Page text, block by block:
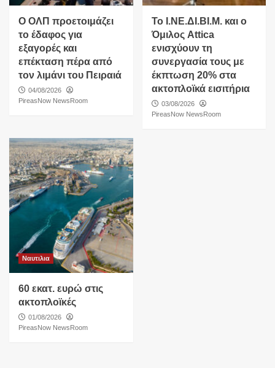
O ΟΛΠ προετοιμάζει
το έδαφος για
εξαγορές και
επέκταση πέρα από
τον λιμάνι του Πειραιά
04/08/2026
PireasNow NewsRoom
Το Ι.ΝΕ.ΔΙ.ΒΙ.Μ. και o
Όμιλος Attica
ενισχύουν τη
συνεργασία τους με
έκπτωση 20% στα
ακτοπλοϊκά εισιτήρια
03/08/2026
PireasNow NewsRoom
Ναυτιλια
60 εκατ. ευρώ στις
ακτοπλοϊκές
01/08/2026
PireasNow NewsRoom